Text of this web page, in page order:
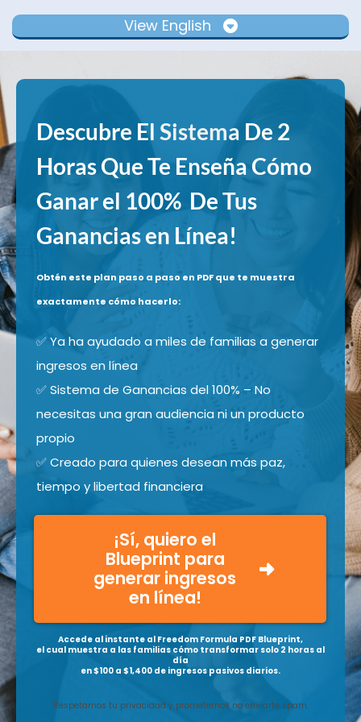
View English
Descubre El Sistema De 2
Horas Que Te Enseña Cómo
Ganar el 100% De Tus
Ganancias en Línea!
Obtén este plan paso a paso en PDF que te muestra
exactamente cómo hacerlo:
✅ Ya ha ayudado a miles de familias a generar
ingresos en línea
✅ Sistema de Ganancias del 100% – No
necesitas una gran audiencia ni un producto
propio
✅ Creado para quienes desean más paz,
tiempo y libertad financiera
¡Sí, quiero el
Blueprint para
generar ingresos
en línea!
Accede al instante al Freedom Formula PDF Blueprint,
el cual muestra a las familias cómo transformar solo 2 horas al
día
en $100 a $1,400 de ingresos pasivos diarios.
Respetamos tu privacidad y prometemos no enviarte spam.